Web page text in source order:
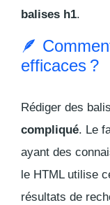
balises h1.
🪶
efficaces ?
Rédiger des
compliqué. Le
ayant des
le HTML utilise
résultats de